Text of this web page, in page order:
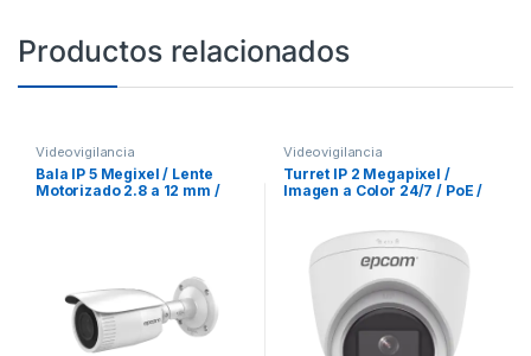
Productos relacionados
Videovigilancia
Bala IP 5 Megixel / Lente
Motorizado 2.8 a 12 mm /
Videovigilancia
Turret IP 2 Megapixel /
Imagen a Color 24/7 / PoE /